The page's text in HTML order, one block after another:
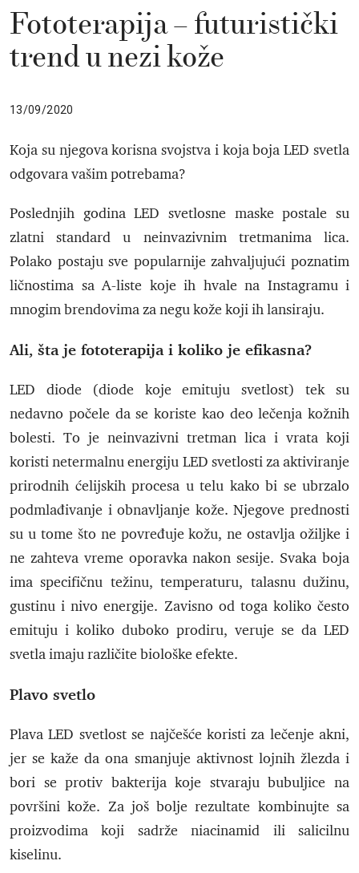
Fototerapija – futuristički
trend u nezi kože
13/09/2020
Koja su njegova korisna svojstva i koja boja LED svetla
odgovara vašim potrebama?
Poslednjih godina LED svetlosne maske postale su
zlatni standard u neinvazivnim tretmanima lica.
Polako postaju sve popularnije zahvaljujući poznatim
ličnostima sa A-liste koje ih hvale na Instagramu i
mnogim brendovima za negu kože koji ih lansiraju.
Ali, šta je fototerapija i koliko je efikasna?
LED diode (diode koje emituju svetlost) tek su
nedavno počele da se koriste kao deo lečenja kožnih
bolesti. To je neinvazivni tretman lica i vrata koji
koristi netermalnu energiju LED svetlosti za aktiviranje
prirodnih ćelijskih procesa u telu kako bi se ubrzalo
podmlađivanje i obnavljanje kože. Njegove prednosti
su u tome što ne povređuje kožu, ne ostavlja ožiljke i
ne zahteva vreme oporavka nakon sesije. Svaka boja
ima specifičnu težinu, temperaturu, talasnu dužinu,
gustinu i nivo energije. Zavisno od toga koliko često
emituju i koliko duboko prodiru, veruje se da LED
svetla imaju različite biološke efekte.
Plavo svetlo
Plava LED svetlost se najčešće koristi za lečenje akni,
jer se kaže da ona smanjuje aktivnost lojnih žlezda i
bori se protiv bakterija koje stvaraju bubuljice na
površini kože. Za još bolje rezultate kombinujte sa
proizvodima koji sadrže niacinamid ili salicilnu
kiselinu.